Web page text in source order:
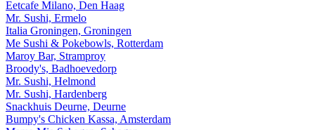
Eetcafe Milano, Den Haag
Mr. Sushi, Ermelo
Italia Groningen, Groningen
Me Sushi & Pokebowls, Rotterdam
Maroy Bar, Stramproy
Broody's, Badhoevedorp
Mr. Sushi, Helmond
Mr. Sushi, Hardenberg
Snackhuis Deurne, Deurne
Bumpy's Chicken Kassa, Amsterdam